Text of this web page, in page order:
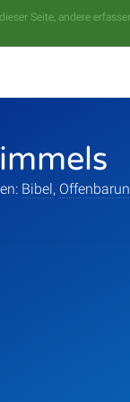
Seite, andere
Bibel,